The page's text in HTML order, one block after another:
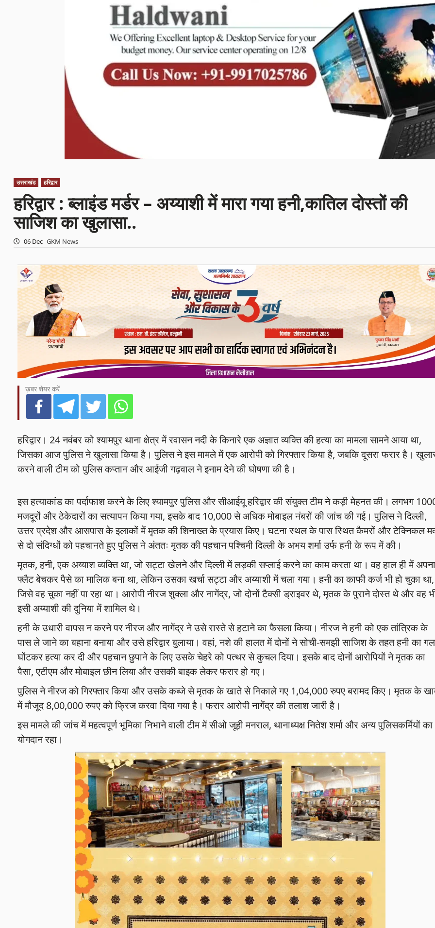
उत्तराखंड हरिद्वार
हरिद्वार : ब्लाइंड मर्डर – अय्याशी में मारा गया हनी,कातिल दोस्तों की
साजिश का खुलासा..
06 Dec GKM News
ख़बर शेयर करें
हरिद्वार। 24 नवंबर को श्यामपुर थाना क्षेत्र में रवासन नदी के किनारे एक अज्ञात व्यक्ति की हत्या का मामला सामने आया था,
जिसका आज पुलिस ने खुलासा किया है। पुलिस ने इस मामले में एक आरोपी को गिरफ्तार किया है, जबकि दूसरा फरार है।
करने वाली टीम को पुलिस कप्तान और आईजी गढ़वाल ने इनाम देने की घोषणा की है।
इस हत्याकांड का पर्दाफाश करने के लिए श्यामपुर पुलिस और सीआईयू हरिद्वार की संयुक्त टीम ने कड़ी मेहनत की। लगभग
मजदूरों और ठेकेदारों का सत्यापन किया गया, इसके बाद 10,000 से अधिक मोबाइल नंबरों की जांच की गई। पुलिस ने दिल्ली,
उत्तर प्रदेश और आसपास के इलाकों में मृतक की शिनाख्त के प्रयास किए। घटना स्थल के पास स्थित कैमरों और टेक्निकल
से दो संदिग्धों को पहचानते हुए पुलिस ने अंततः मृतक की पहचान पश्चिमी दिल्ली के अभय शर्मा उर्फ हनी के रूप में की।
मृतक, हनी, एक अय्याश व्यक्ति था, जो सट्टा खेलने और दिल्ली में लड़की सप्लाई करने का काम करता था। वह हाल ही में अपना
फ्लैट बेचकर पैसे का मालिक बना था, लेकिन उसका खर्चा सट्टा और अय्याशी में चला गया। हनी का काफी कर्ज भी हो चुका था,
जिसे वह चुका नहीं पा रहा था। आरोपी नीरज शुक्ला और नागेंद्र, जो दोनों टैक्सी ड्राइवर थे, मृतक के पुराने दोस्त थे और वह
इसी अय्याशी की दुनिया में शामिल थे।
हनी के उधारी वापस न करने पर नीरज और नागेंद्र ने उसे रास्ते से हटाने का फैसला किया। नीरज ने हनी को एक तांत्रिक के
पास ले जाने का बहाना बनाया और उसे हरिद्वार बुलाया। वहां, नशे की हालत में दोनों ने सोची-समझी साजिश के तहत हनी का
घोंटकर हत्या कर दी और पहचान छुपाने के लिए उसके चेहरे को पत्थर से कुचल दिया। इसके बाद दोनों आरोपियों ने मृतक का
पैसा, एटीएम और मोबाइल छीन लिया और उसकी बाइक लेकर फरार हो गए।
पुलिस ने नीरज को गिरफ्तार किया और उसके कब्जे से मृतक के खाते से निकाले गए 1,04,000 रुपए बरामद किए। मृतक के
में मौजूद 8,00,000 रुपए को फ्रिज करवा दिया गया है। फरार आरोपी नागेंद्र की तलाश जारी है।
इस मामले की जांच में महत्वपूर्ण भूमिका निभाने वाली टीम में सीओ जूही मनराल, थानाध्यक्ष नितेश शर्मा और अन्य पुलिसकर्मियों का
योगदान रहा।